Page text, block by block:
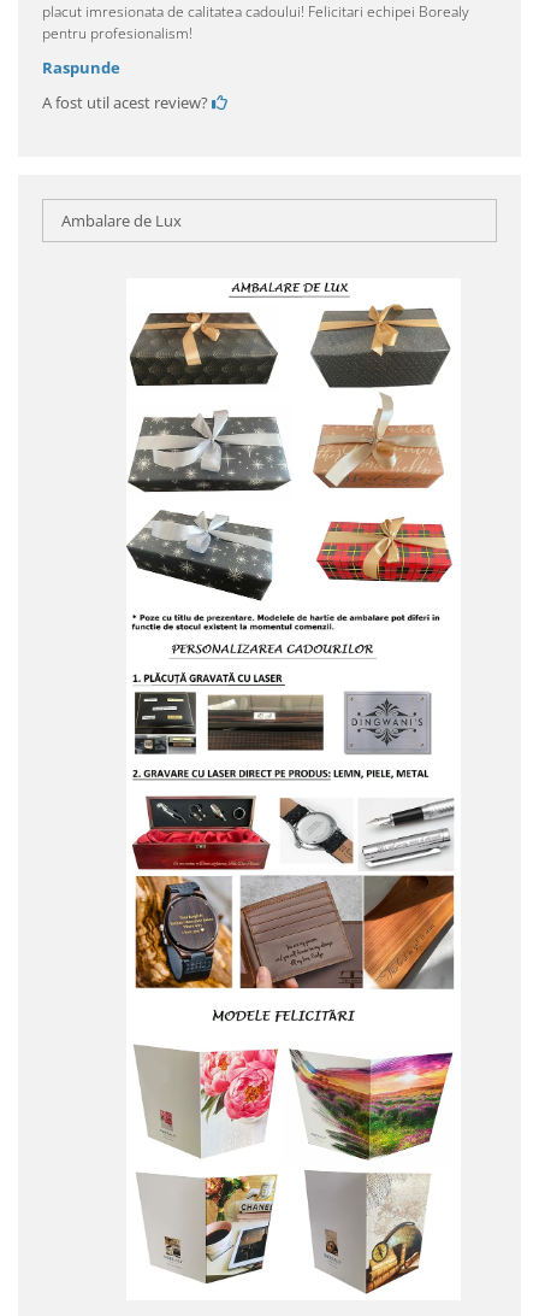
placut imresionata de calitatea cadoului! Felicitari echipei Borealy
pentru profesionalism!
Raspunde
A fost util acest review?
Ambalare de Lux